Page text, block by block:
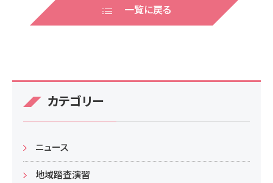
b
er
一覧に戻る
カテゴリー
ニュース
地域踏査演習